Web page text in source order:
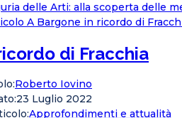
delle Arti: alla scoperta delle
di Fracchia
Roberto Iovino
23 Luglio 2022
Approfondimenti e attualità